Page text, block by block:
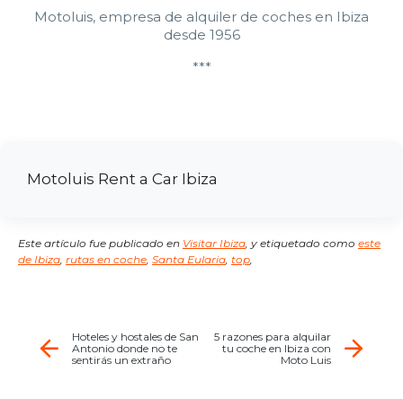
Motoluis, empresa de alquiler de coches en Ibiza
desde 1956
***
Motoluis Rent a Car Ibiza
Este artículo fue publicado en Visitar Ibiza, y etiquetado como este
de Ibiza, rutas en coche, Santa Eularia, top,
Hoteles y hostales de San
Antonio donde no te
sentirás un extraño
5 razones para alquilar
tu coche en Ibiza con
Moto Luis